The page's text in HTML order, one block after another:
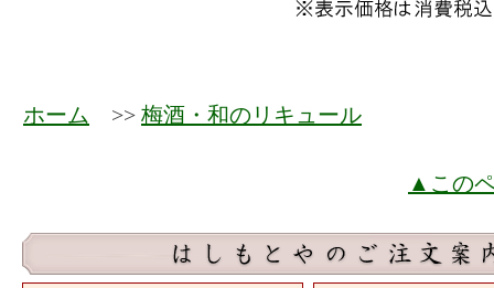
ホーム >> 梅酒・和のリキュール
▲この